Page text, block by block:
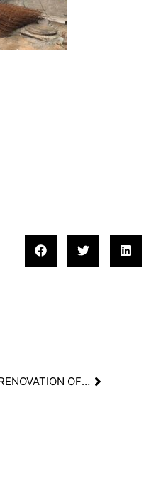
RENOVATION OF A HOUSE IN SARRIA